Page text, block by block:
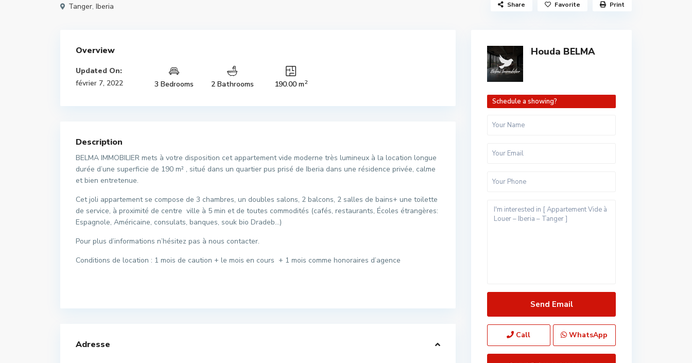
Tanger, Iberia Share Favorite Print
Overview
Updated On:
février 7, 2022
3 Bedrooms 2 Bathrooms 190.00 m2
Description
BELMA IMMOBILIER mets à votre disposition cet appartement vide moderne très lumineux à la location longue
durée d’une superficie de 190 m² , situé dans un quartier pus prisé de Iberia dans une résidence privée, calme
et bien entretenue.
Cet joli appartement se compose de 3 chambres, un doubles salons, 2 balcons, 2 salles de bains+ une toilette
de service, à proximité de centre ville à 5 min et de toutes commodités (cafés, restaurants, Écoles étrangères:
Espagnole, Américaine, consulats, banques, souk bio Dradeb…)
Pour plus d’informations n’hésitez pas à nous contacter.
Conditions de location : 1 mois de caution + le mois en cours + 1 mois comme honoraires d’agence
Adresse
Houda BELMA
Schedule a showing?
Call WhatsApp